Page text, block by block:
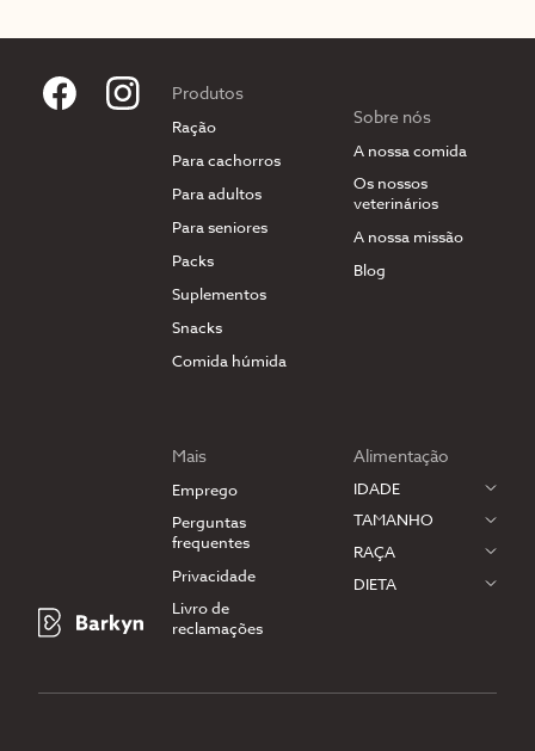
Produtos
Ração
Para cachorros
Para adultos
Para seniores
Packs
Suplementos
Snacks
Comida húmida
Sobre nós
A nossa comida
Os nossos
veterinários
A nossa missão
Blog
Mais
Emprego
Perguntas
frequentes
Privacidade
Livro de
reclamações
Alimentação
IDADE
TAMANHO
RAÇA
DIETA